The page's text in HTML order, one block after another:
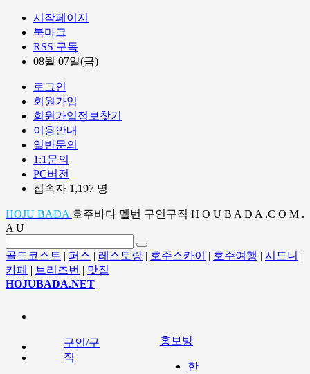
시작페이지
북마크
RSS 구독
08월 07일(금)
로그인
회원가입
회원가입정보찾기
이용안내
일반문의
1:1문의
PC버전
접속자 1,197 명
HOJU BADA 호주바다 멜번 구인구직 H O U B A D A .C O M .
A U
골드코스트 | 퍼스 | 레스토랑 | 호주스카이 | 호주여행 | 시드니 |
카페 | 브리즈번 | 맛집
HOJUBADA.NET
구인/구
직
홍보방
한